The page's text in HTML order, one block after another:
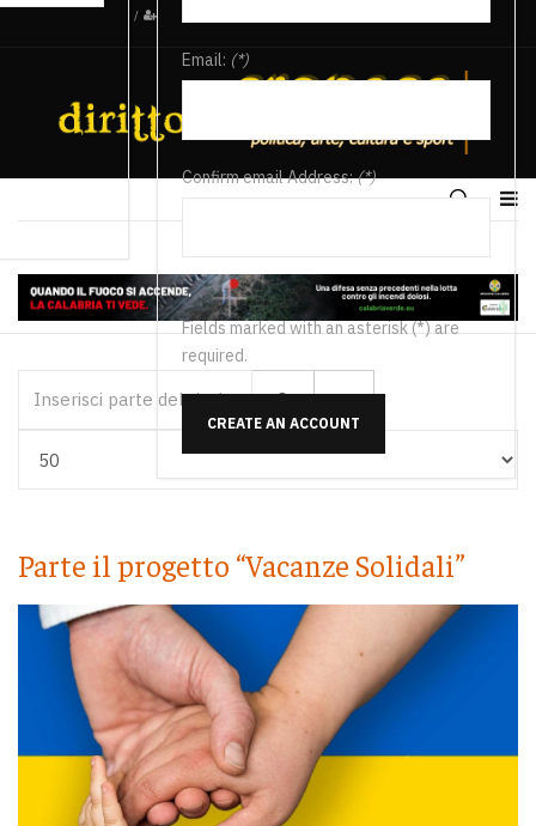
/
Email: (*)
Confirm email Address:(*)
Fields marked with an asterisk (*) are
required.
CREATE AN ACCOUNT
Parte il progetto “Vacanze Solidali”